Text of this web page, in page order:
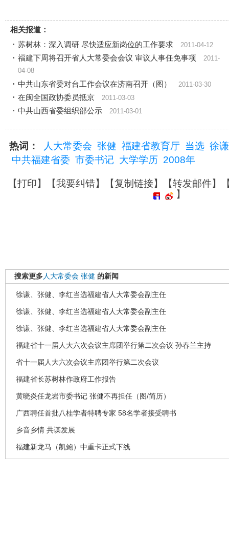
相关报道：
苏树林：深入调研 尽快适应新岗位的工作要求
2011-04-12
福建下周将召开省人大常委会会议 审议人事任免事项 2011-
04-08
中共山东省委对台工作会议在济南召开（图）
2011-03-30
在闽全国政协委员抵京 2011-03-03
中共山西省委组织部公示 2011-03-01
热词： 人大常委会 张健 福建省教育厅 当选 徐谦
中共福建省委 市委书记 大学学历 2008年
【打印】【我要纠错】【复制链接】【转发邮件】
】
搜索更多 人大常委会 张健 的新闻
徐谦、张健、李红当选福建省人大常委会副主任
徐谦、张健、李红当选福建省人大常委会副主任
徐谦、张健、李红当选福建省人大常委会副主任
福建省十一届人大六次会议主席团举行第二次会议 孙春兰主持
省十一届人大六次会议主席团举行第二次会议
福建省长苏树林作政府工作报告
黄晓炎任龙岩市委书记 张健不再担任（图/简历）
广西聘任首批八桂学者特聘专家 58名学者接受聘书
乡音乡情 共谋发展
福建新龙马（凯鲍）中重卡正式下线